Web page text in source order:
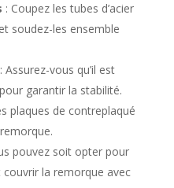
: Coupez les tubes d’acier
soudez-les ensemble
: Assurez-vous qu’il est
garantir la stabilité.
plaques de contreplaqué
pouvez soit opter pour
la remorque avec